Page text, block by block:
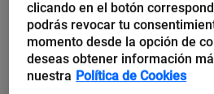
de publicidad en buscadores y
de cada diez pymes disponen
por Internet, según un informe
clicando en el botón
podrás revocar tu
momento desde la opción de
deseas obtener información
nuestra Política de Cookies